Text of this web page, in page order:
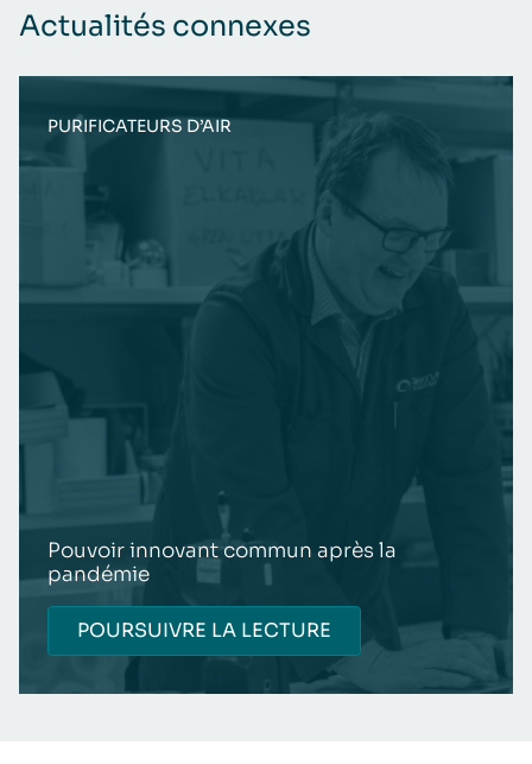
Actualités connexes
PURIFICATEURS D’AIR
Pouvoir innovant commun après la
pandémie
POURSUIVRE LA LECTURE